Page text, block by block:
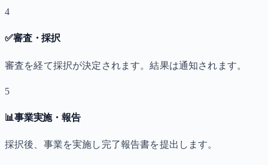
4
✅審査・採択
審査を経て採択が決定されます。結果は通知されます。
5
📊事業実施・報告
採択後、事業を実施し完了報告書を提出します。